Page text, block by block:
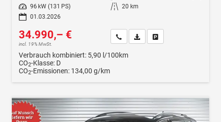
Leistung
96 kW (131 PS) Kilometerstand 20 km
01.03.2026
34.990,– €
incl. 19% MwSt.
Wir rufen Sie anFahrzeugexposé (PDF)
Verbrauch kombiniert: 5,90 l/100km
CO2-Klasse: D
CO2-Emissionen: 134,00 g/km